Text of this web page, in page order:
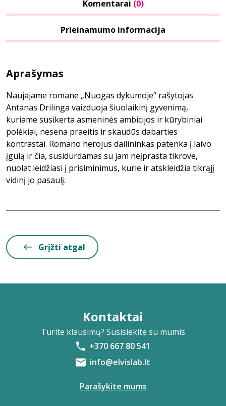
Komentarai (0)
Prieinamumo informacija
Aprašymas
Naujajame romane „Nuogas dykumoje“ rašytojas
Antanas Drilinga vaizduoja šiuolaikinį gyvenimą,
kuriame susikerta asmeninės ambicijos ir kūrybiniai
polėkiai, nesena praeitis ir skaudūs dabarties
kontrastai. Romano herojus dailininkas patenka į laivo
įgulą ir čia, susidurdamas su jam neįprasta tikrove,
nuolat leidžiasi į prisiminimus, kurie ir atskleidžia tikrąjį
vidinį jo pasaulį.
Grįžti atgal
Kontaktai
Turite klausimų? Susisiekite su mumis
+370 667 80 541
info@elvislab.lt
Parašykite mums